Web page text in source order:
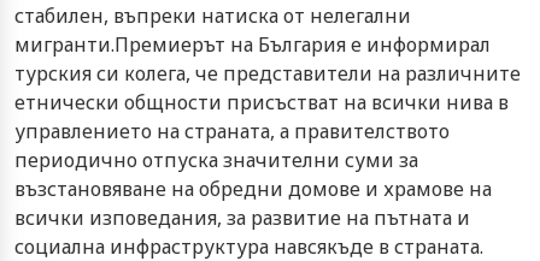
стабилен, въпреки натиска от нелегални
мигранти.Премиерът на България е информирал
турския си колега, че представители на различните
етнически общности присъстват на всички нива в
управлението на страната, а правителството
периодично отпуска значителни суми за
възстановяване на обредни домове и храмове на
всички изповедания, за развитие на пътната и
социална инфраструктура навсякъде в страната.